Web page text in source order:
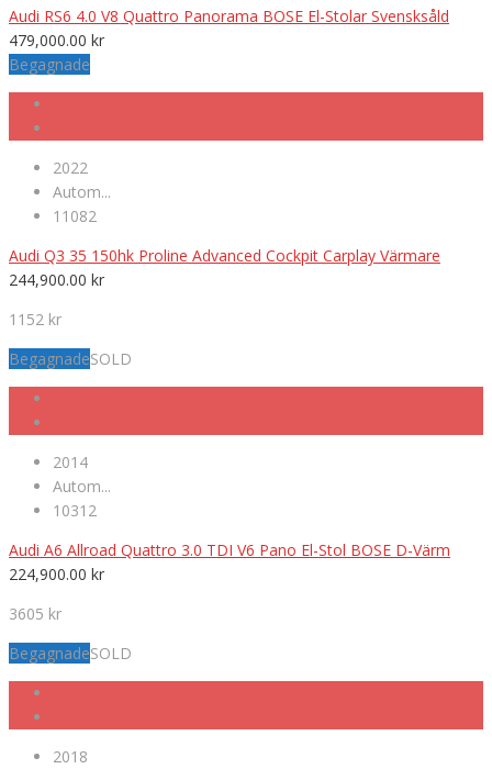
Audi RS6 4.0 V8 Quattro Panorama BOSE El-Stolar Svensksåld
479,000.00 kr
Begagnade
2022
Autom...
11082
Audi Q3 35 150hk Proline Advanced Cockpit Carplay Värmare
244,900.00 kr
1152 kr
BegagnadeSOLD
2014
Autom...
10312
Audi A6 Allroad Quattro 3.0 TDI V6 Pano El-Stol BOSE D-Värm
224,900.00 kr
3605 kr
BegagnadeSOLD
2018